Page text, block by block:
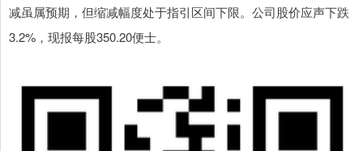
减虽属预期，但缩减幅度处于指引区间下限。公司股价应声下跌
3.2%，现报每股350.20便士。